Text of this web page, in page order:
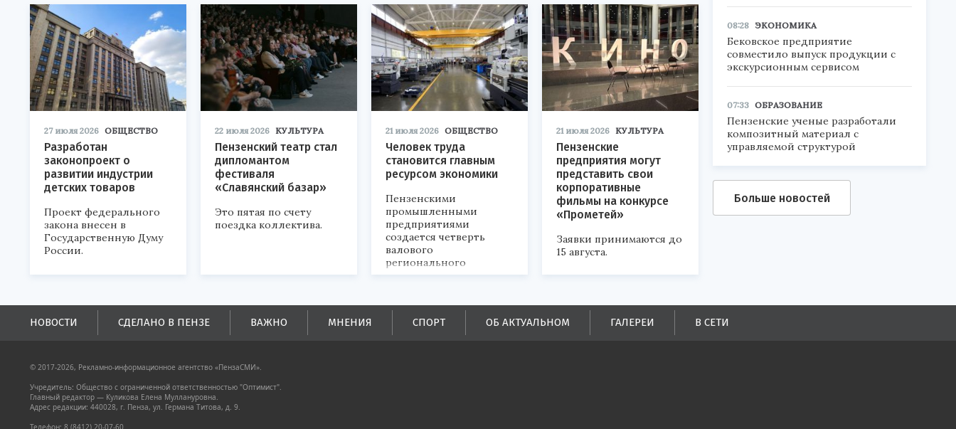
27 июля 2026 ОБЩЕСТВО
Разработан
законопроект о
развитии индустрии
детских товаров
Проект федерального
закона внесен в
Государственную Думу
России.
22 июля 2026 КУЛЬТУРА
Пензенский театр стал
дипломантом
фестиваля
«Славянский базар»
Это пятая по счету
поездка коллектива.
21 июля 2026 ОБЩЕСТВО
Человек труда
становится главным
ресурсом экономики
Пензенскими
промышленными
предприятиями
создается четверть
валового
регионального
продукта и
поступлений в
бюджеты всех уровней.
21 июля 2026 КУЛЬТУРА
Пензенские
предприятия могут
представить свои
корпоративные
фильмы на конкурсе
«Прометей»
Заявки принимаются до
15 августа.
08:28 ЭКОНОМИКА
Бековское предприятие
совместило выпуск продукции с
экскурсионным сервисом
07:33 ОБРАЗОВАНИЕ
Пензенские ученые разработали
композитный материал с
управляемой структурой
Больше новостей
НОВОСТИ СДЕЛАНО В ПЕНЗЕ ВАЖНО МНЕНИЯ СПОРТ ОБ АКТУАЛЬНОМ ГАЛЕРЕИ В СЕТИ
© 2017-2026, Рекламно-информационное агентство «ПензаСМИ».
Учредитель: Общество с ограниченной ответственностью "Оптимист".
Главный редактор — Куликова Елена Муллануровна.
Адрес редакции: 440028, г. Пенза, ул. Германа Титова, д. 9.
Телефон: 8 (8412) 20-07-60